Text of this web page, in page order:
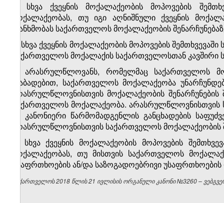
1. სხვა ქვეყნის მოქალაქეობის მოპოვების
მოქალაქეობას, თუ იგი აღნიშნული ქვეყნის
თანხმობას საქართველოს მოქალაქეობის
2. სხვა ქვეყნის მოქალაქეობის მოპოვების
საქართველოს მოქალაქის საქართველოსთან კავშირი
3. არასრულწლოვანს, რომელმაც საქართველოს
დაბადებით, საქართველოს მოქალაქეობა
არასრულწლოვნისთვის მოქალაქეობის შენარჩუნების
საქართველოს მოქალაქეობა. არასრულწლოვნისთვის
ან კანონიერი წარმომადგენლის განცხადების
არასრულწლოვნისთვის საქართველოს მოქალაქეობის
4. სხვა ქვეყნის მოქალაქეობის მოპოვების
მოქალაქეობას, თუ მისთვის საქართველოს
უსაფრთხოების ან/და საზოგადოებრივი უსაფრთხოების
საქართველოს 2018 წლის 21 ივლისის ორგანული კანონი №3260 –